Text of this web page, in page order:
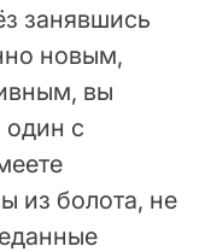
занявшись
новым,
вы
один с
из болота, не